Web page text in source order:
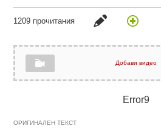
1209 прочитания
Добави видео
Error9
ОРИГИНАЛЕН ТЕКСТ